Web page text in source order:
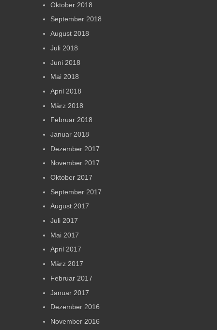
Oktober 2018
September 2018
August 2018
Juli 2018
Juni 2018
Mai 2018
April 2018
März 2018
Februar 2018
Januar 2018
Dezember 2017
November 2017
Oktober 2017
September 2017
August 2017
Juli 2017
Mai 2017
April 2017
März 2017
Februar 2017
Januar 2017
Dezember 2016
November 2016